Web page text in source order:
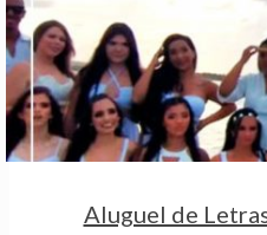
Aluguel de